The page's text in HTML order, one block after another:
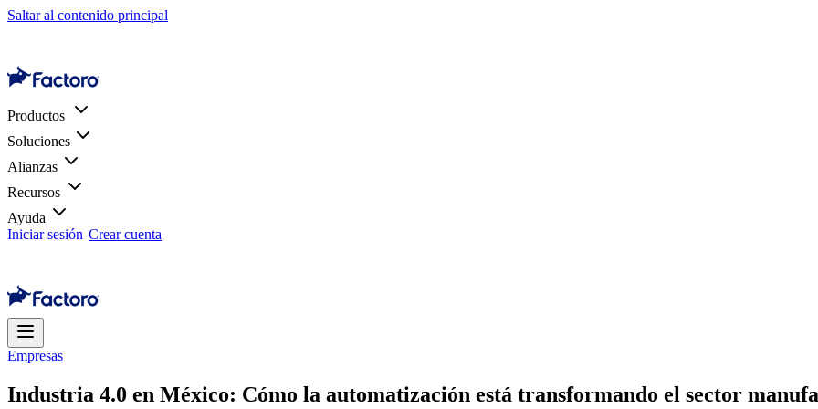
Saltar al contenido principal
Productos
Soluciones
Alianzas
Recursos
Ayuda
Iniciar sesión Crear cuenta
Empresas
Industria 4.0 en México: Cómo la automatización está transformando el sector